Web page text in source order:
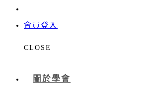
會員登入
CLOSE
關於學會